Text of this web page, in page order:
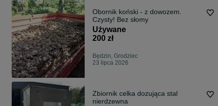
Obornik koński - z dowozem.
Czysty! Bez słomy
Używane
200 zł
Będzin, Grodziec
23 lipca 2026
Zbiornik celka dozująca stal
nierdzewna